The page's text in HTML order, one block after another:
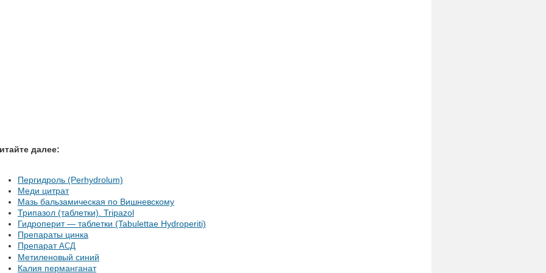
далее:
Пергидроль (Perhydrolum)
Меди цитрат
Мазь бальзамическая по Вишневскому
Трипазол (таблетки). Tripazol
Гидроперит — таблетки (Tabulettae Hydroperiti)
Препараты цинка
Препарат АСД
Метиленовый синий
Калия перманганат